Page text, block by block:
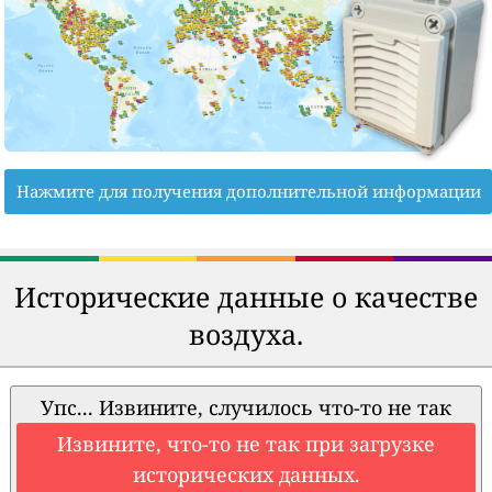
Нажмите для получения дополнительной информации
Исторические данные о качестве
воздуха.
Упс... Извините, случилось что-то не так
Извините, что-то не так при загрузке
исторических данных.